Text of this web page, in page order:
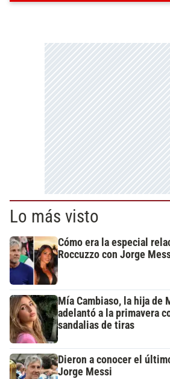
Lo más visto
Cómo era la especial
Roccuzzo con Jorge
Mía Cambiaso, la hija de
adelantó a la primavera
sandalias de tiras
Dieron a conocer el
Jorge Messi